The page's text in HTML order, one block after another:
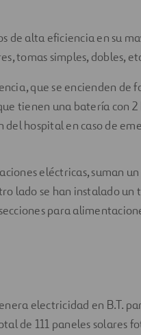
de alta eficiencia en su
tomas simples, dobles,
que se encienden de
tienen una batería con 2
hospital en caso de
eléctricas, suman
lado se han instalado un
para
electricidad en B.T.
de 111 paneles solares